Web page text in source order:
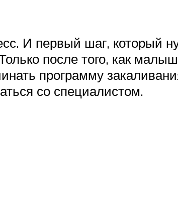
И первый шаг, который
после того, как
программу
со специалистом.